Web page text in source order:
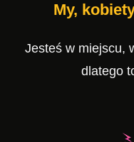
My,
Jesteś w miejscu,
dlatego